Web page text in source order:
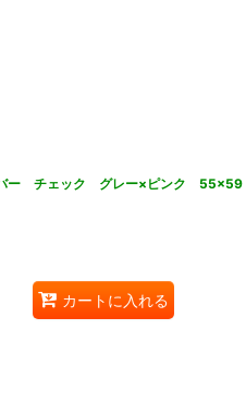
バー チェック グレー×ピンク 55×59
カートに入れる